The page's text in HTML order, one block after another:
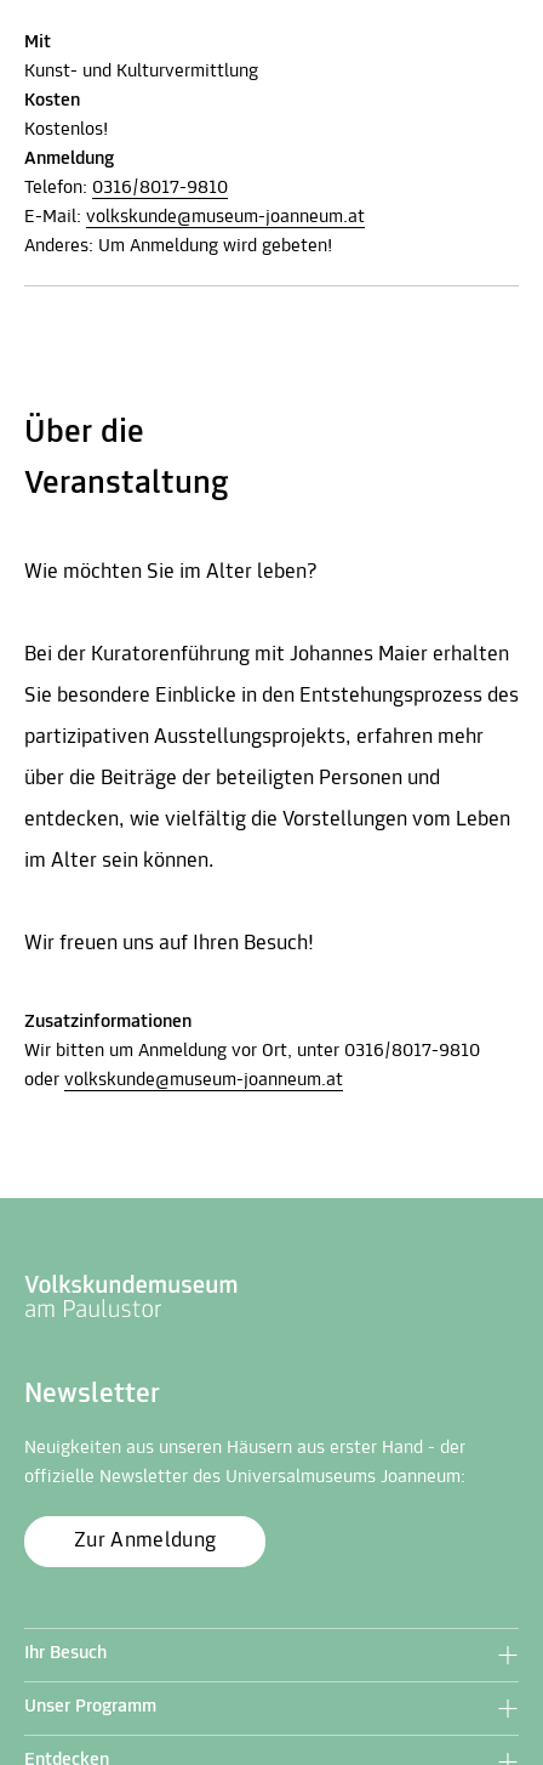
Mit
Kunst- und Kulturvermittlung
Kosten
Kostenlos!
Anmeldung
Telefon: 0316/8017-9810
E-Mail: volkskunde@museum-joanneum.at
Anderes: Um Anmeldung wird gebeten!
Über die
Veranstaltung
Wie möchten Sie im Alter leben?
Bei der Kuratorenführung mit Johannes Maier erhalten
Sie besondere Einblicke in den Entstehungsprozess des
partizipativen Ausstellungsprojekts, erfahren mehr
über die Beiträge der beteiligten Personen und
entdecken, wie vielfältig die Vorstellungen vom Leben
im Alter sein können.
Wir freuen uns auf Ihren Besuch!
Zusatzinformationen
Wir bitten um Anmeldung vor Ort, unter 0316/8017-9810
oder volkskunde@museum-joanneum.at
Newsletter
Neuigkeiten aus unseren Häusern aus erster Hand - der
offizielle Newsletter des Universalmuseums Joanneum:
Zur Anmeldung
Ihr Besuch
Unser Programm
Entdecken